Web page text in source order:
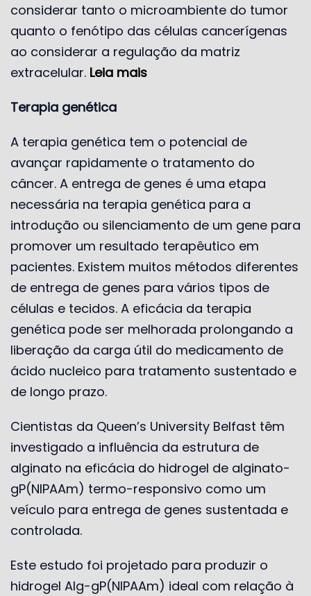
considerar tanto o microambiente do tumor
quanto o fenótipo das células cancerígenas
ao considerar a regulação da matriz
extracelular. Leia mais
Terapia genética
A terapia genética tem o potencial de
avançar rapidamente o tratamento do
câncer. A entrega de genes é uma etapa
necessária na terapia genética para a
introdução ou silenciamento de um gene para
promover um resultado terapêutico em
pacientes. Existem muitos métodos diferentes
de entrega de genes para vários tipos de
células e tecidos. A eficácia da terapia
genética pode ser melhorada prolongando a
liberação da carga útil do medicamento de
ácido nucleico para tratamento sustentado e
de longo prazo.
Cientistas da Queen’s University Belfast têm
investigado a influência da estrutura de
alginato na eficácia do hidrogel de alginato-
gP(NIPAAm) termo-responsivo como um
veículo para entrega de genes sustentada e
controlada.
Este estudo foi projetado para produzir o
hidrogel Alg-gP(NIPAAm) ideal com relação à